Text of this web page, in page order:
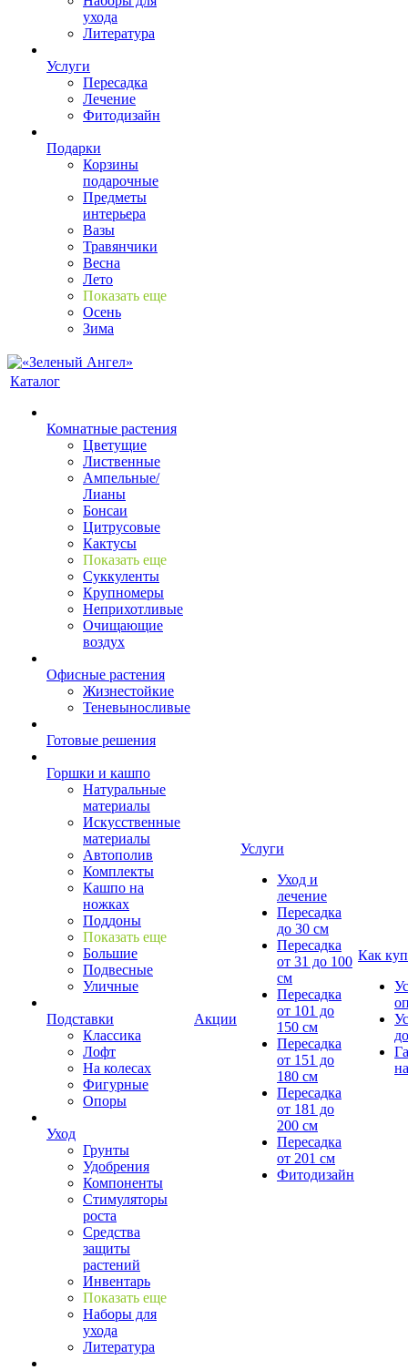
ухода
Литература
Услуги
Пересадка
Лечение
Фитодизайн
Подарки
Корзины
подарочные
Предметы
интерьера
Вазы
Травянчики
Весна
Лето
Показать еще
Осень
Зима
Каталог
Комнатные растения
Цветущие
Лиственные
Ампельные/
Лианы
Бонсаи
Цитрусовые
Кактусы
Показать еще
Суккуленты
Крупномеры
Неприхотливые
Очищающие
воздух
Офисные растения
Жизнестойкие
Теневыносливые
Готовые решения
Горшки и кашпо
Натуральные
материалы
Искусственные
материалы
Автополив
Комплекты
Кашпо на
ножках
Поддоны
Показать еще
Большие
Подвесные
Уличные
Подставки
Классика
Лофт
На колесах
Фигурные
Опоры
Уход
Грунты
Удобрения
Компоненты
Стимуляторы
роста
Средства
защиты
растений
Инвентарь
Показать еще
Наборы для
ухода
Литература
Акции
Услуги
Уход и
лечение
Пересадка
до 30 см
Пересадка
от 31 до 100
см
Пересадка
от 101 до
150 см
Пересадка
от 151 до
180 см
Пересадка
от 181 до
200 см
Пересадка
от 201 см
Фитодизайн
Как